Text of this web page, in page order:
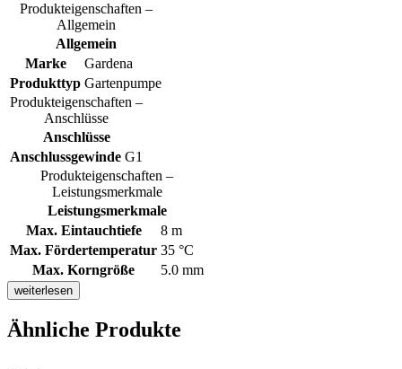
Produkteigenschaften –
Allgemein
Allgemein
Marke
Gardena
Produkttyp Gartenpumpe
Produkteigenschaften –
Anschlüsse
Anschlüsse
Anschlussgewinde G1
Produkteigenschaften –
Leistungsmerkmale
Leistungsmerkmale
Max. Eintauchtiefe
8 m
Max. Fördertemperatur 35 °C
Max. Korngröße
5.0 mm
weiterlesen
Ähnliche Produkte